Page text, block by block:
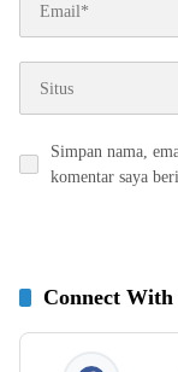
Simpan nama,
komentar saya
Connect With